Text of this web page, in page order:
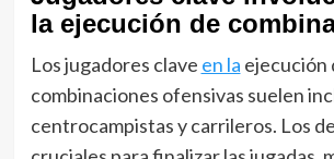
la ejecución de
Los jugadores clave en la ejecución
combinaciones ofensivas suelen
centrocampistas y carrileros. Los